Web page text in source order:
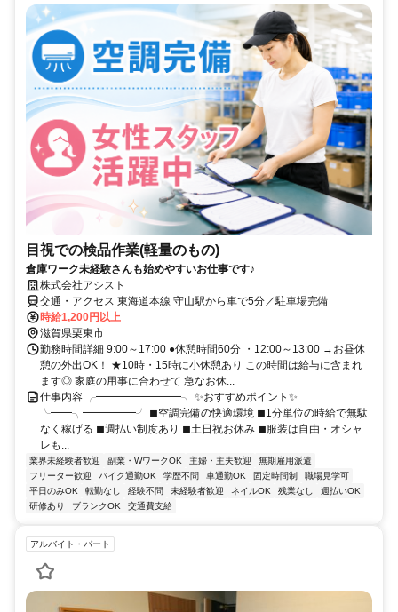
目視での検品作業(軽量のもの)
倉庫ワーク未経験さんも始めやすいお仕事です♪
株式会社アシスト
交通・アクセス 東海道本線 守山駅から車で5分／駐車場完備
時給1,200円以上
滋賀県栗東市
勤務時間詳細 9:00～17:00 ●休憩時間60分 ・12:00～13:00 →お昼休
憩の外出OK！ ★10時・15時に小休憩あり この時間は給与に含まれ
ます◎ 家庭の用事に合わせて 急なお休...
仕事内容 ╭━━━━━━━━╮ ✨おすすめポイント✨
╰━━╮━━━━━╯ ◼︎空調完備の快適環境 ◼︎1分単位の時給で無駄
なく稼げる ◼︎週払い制度あり ◼︎土日祝お休み ◼︎服装は自由・オシャ
レも...
業界未経験者歓迎 副業・WワークOK 主婦・主夫歓迎
無期雇用派遣
フリーター歓迎
バイク通勤OK 学歴不問 車通勤OK 固定時間制
職場見学可
平日のみOK
転勤なし 経験不問 未経験者歓迎 ネイルOK 残業なし
週払いOK
研修あり
ブランクOK 交通費支給
アルバイト・パート